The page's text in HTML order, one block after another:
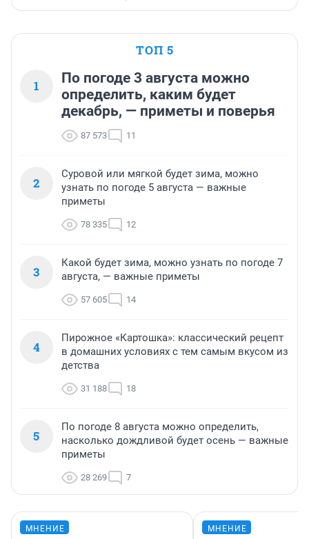
ТОП 5
1
По погоде 3 августа можно
определить, каким будет
декабрь, — приметы и поверья
87 573 11
2
Суровой или мягкой будет зима, можно
узнать по погоде 5 августа — важные
приметы
78 335 12
3
Какой будет зима, можно узнать по погоде 7
августа, — важные приметы
57 605 14
4
Пирожное «Картошка»: классический рецепт
в домашних условиях с тем самым вкусом из
детства
31 188 18
5
По погоде 8 августа можно определить,
насколько дождливой будет осень — важные
приметы
28 269 7
МНЕНИЕ МНЕНИЕ